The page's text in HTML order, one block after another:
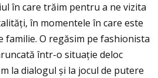
în care trăim pentru a ne vizita
în momentele în care este
familie. O regăsim pe fashionista
într-o situaţie deloc
la dialogul și la jocul de putere